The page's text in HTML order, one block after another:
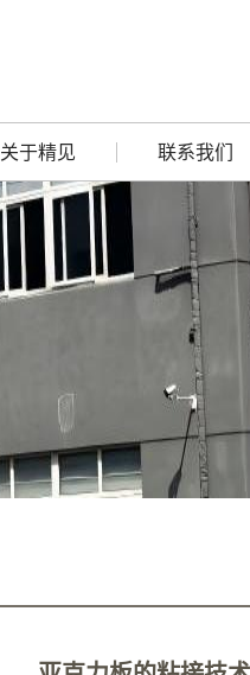
关于精见 联系我们